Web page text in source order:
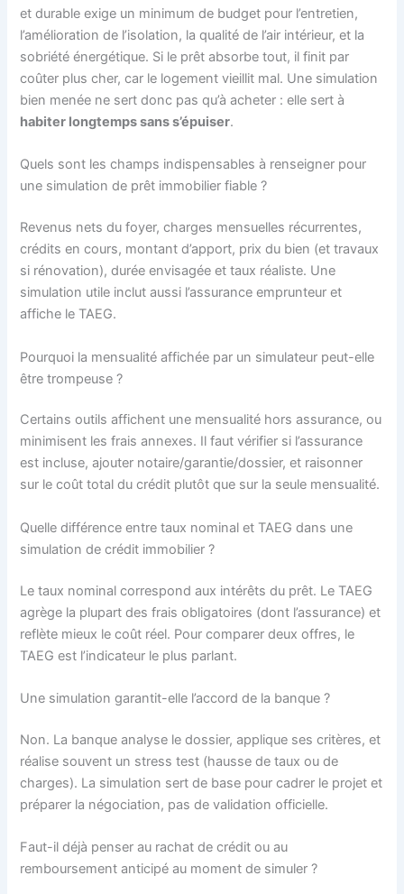
et durable exige un minimum de budget pour l’entretien,
l’amélioration de l’isolation, la qualité de l’air intérieur, et la
sobriété énergétique. Si le prêt absorbe tout, il finit par
coûter plus cher, car le logement vieillit mal. Une simulation
bien menée ne sert donc pas qu’à acheter : elle sert à
habiter longtemps sans s’épuiser.
Quels sont les champs indispensables à renseigner pour
une simulation de prêt immobilier fiable ?
Revenus nets du foyer, charges mensuelles récurrentes,
crédits en cours, montant d’apport, prix du bien (et travaux
si rénovation), durée envisagée et taux réaliste. Une
simulation utile inclut aussi l’assurance emprunteur et
affiche le TAEG.
Pourquoi la mensualité affichée par un simulateur peut-elle
être trompeuse ?
Certains outils affichent une mensualité hors assurance, ou
minimisent les frais annexes. Il faut vérifier si l’assurance
est incluse, ajouter notaire/garantie/dossier, et raisonner
sur le coût total du crédit plutôt que sur la seule mensualité.
Quelle différence entre taux nominal et TAEG dans une
simulation de crédit immobilier ?
Le taux nominal correspond aux intérêts du prêt. Le TAEG
agrège la plupart des frais obligatoires (dont l’assurance) et
reflète mieux le coût réel. Pour comparer deux offres, le
TAEG est l’indicateur le plus parlant.
Une simulation garantit-elle l’accord de la banque ?
Non. La banque analyse le dossier, applique ses critères, et
réalise souvent un stress test (hausse de taux ou de
charges). La simulation sert de base pour cadrer le projet et
préparer la négociation, pas de validation officielle.
Faut-il déjà penser au rachat de crédit ou au
remboursement anticipé au moment de simuler ?